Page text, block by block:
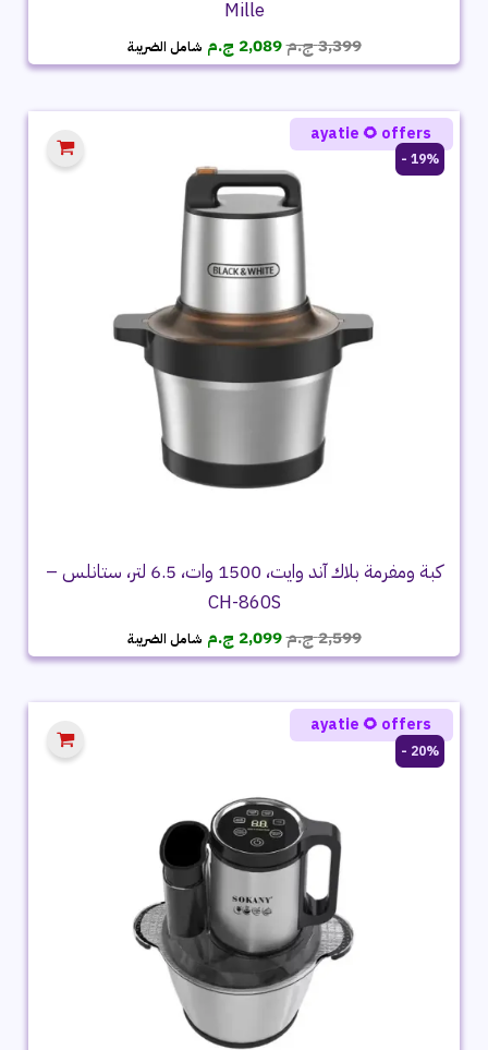
Mille
3,399ج.مالسعر
الأصلي
3,399 ج.م.
2,089 ج.م السعر
الحالي
2,089 ج.م.
شامل الضريبة
19% -
كبة ومفرمة بلاك آند وايت، 1500 وات، 6.5 لتر، ستانلس –
CH-860S
2,599ج.مالسعر
الأصلي
2,599 ج.م.
2,099 ج.م السعر
الحالي
2,099 ج.م.
شامل الضريبة
ayatie 🌻 offers
20% -
ayatie 🌻 offers